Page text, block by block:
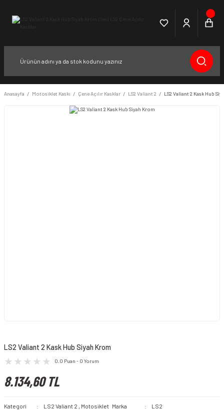
Anasayfa Motosiklet Kaskı Çene Açılır Kasklar LS2 Valiant 2 LS2 Valiant 2 Kask Hub
LS2 Valiant 2 Kask Hub Siyah Krom
0.0 Puan - 0 Yorum
8.134,60 TL
Kategori LS2 Valiant 2 , Motosiklet Marka LS2